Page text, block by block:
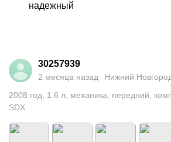
надежный
30257939
2 месяца назад
Нижний
2008 год 1.6 л механика передний
SDX